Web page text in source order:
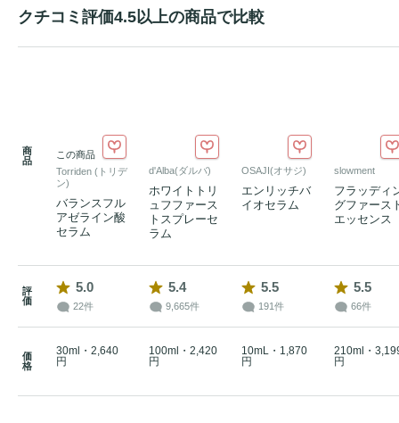
クチコミ評価4.5以上の商品で比較
商
品
この商品
Torriden (トリデ
ン)
バランスフル
アゼライン酸
セラム
d'Alba(ダルバ)
ホワイトトリ
ュフファース
トスプレーセ
ラム
OSAJI(オサジ)
エンリッチバ
イオセラム
slowment
フラッディ
グファース
エッセンス
評
価
5.0
22件
5.4
9,665件
5.5
191件
5.5
66件
価
格
30ml・2,640
円
100ml・2,420
円
10mL・1,870
円
210ml・
円